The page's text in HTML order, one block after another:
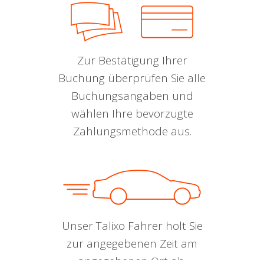
Zur Bestätigung Ihrer
Buchung überprüfen Sie alle
Buchungsangaben und
wählen Ihre bevorzugte
Zahlungsmethode aus.
Unser Talixo Fahrer holt Sie
zur angegebenen Zeit am